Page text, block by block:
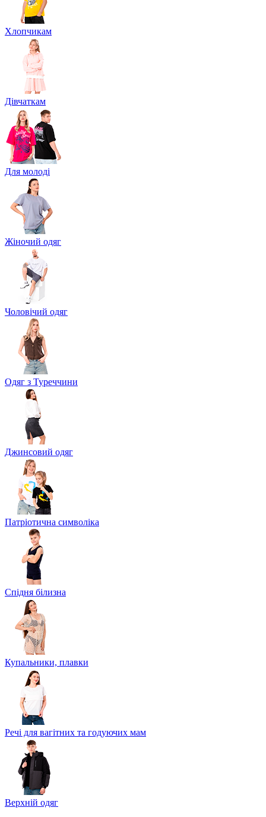
Хлопчикам
Дівчаткам
Для молоді
Жіночий одяг
Чоловічий одяг
Одяг з Туреччини
Джинсовий одяг
Патріотична символіка
Спідня білизна
Купальники, плавки
Речі для вагітних та годуючих мам
Верхній одяг